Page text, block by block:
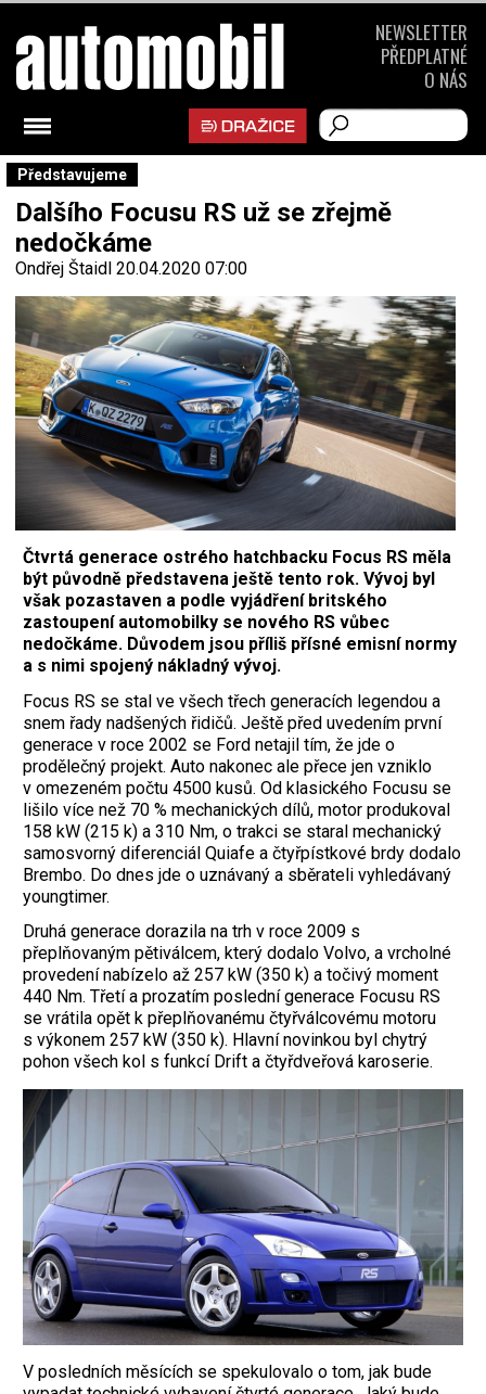
Představujeme
Dalšího Focusu RS už se zřejmě
nedočkáme
Ondřej Štaidl 20.04.2020 07:00
Čtvrtá generace ostrého hatchbacku Focus RS měla
být původně představena ještě tento rok. Vývoj byl
však pozastaven a podle vyjádření britského
zastoupení automobilky se nového RS vůbec
nedočkáme. Důvodem jsou příliš přísné emisní normy
a s nimi spojený nákladný vývoj.
Focus RS se stal ve všech třech generacích legendou a
snem řady nadšených řidičů. Ještě před uvedením první
generace v roce 2002 se Ford netajil tím, že jde o
prodělečný projekt. Auto nakonec ale přece jen vzniklo
v omezeném počtu 4500 kusů. Od klasického Focusu se
lišilo více než 70 % mechanických dílů, motor produkoval
158 kW (215 k) a 310 Nm, o trakci se staral mechanický
samosvorný diferenciál Quiafe a čtyřpístkové brdy dodalo
Brembo. Do dnes jde o uznávaný a sběrateli vyhledávaný
youngtimer.
Druhá generace dorazila na trh v roce 2009 s
přeplňovaným pětiválcem, který dodalo Volvo, a vrcholné
provedení nabízelo až 257 kW (350 k) a točivý moment
440 Nm. Třetí a prozatím poslední generace Focusu RS
se vrátila opět k přeplňovanému čtyřválcovému motoru
s výkonem 257 kW (350 k). Hlavní novinkou byl chytrý
pohon všech kol s funkcí Drift a čtyřdveřová karoserie.
V posledních měsících se spekulovalo o tom, jak bude
NEWSLETTER
PŘEDPLATNÉ
O NÁS